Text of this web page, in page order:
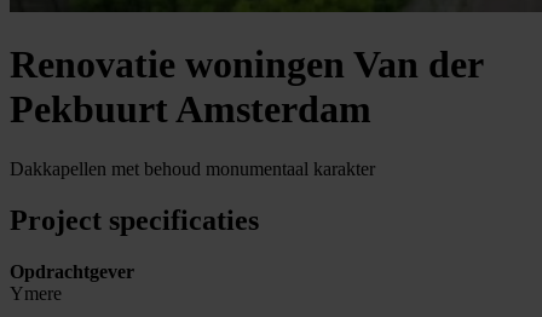
Renovatie woningen Van der
Pekbuurt Amsterdam
Dakkapellen met behoud monumentaal karakter
Project specificaties
Opdrachtgever
Ymere